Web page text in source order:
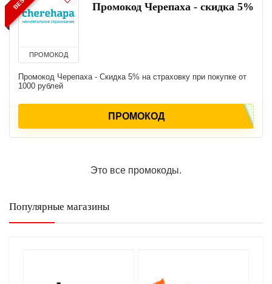
ПРОМОКОД
Промокод Черепаха - скидка 5%
Промокод Черепаха - Скидка 5% на страховку при покупке от
1000 рублей
ПРОМОКОД
Это все промокоды.
Популярные магазины